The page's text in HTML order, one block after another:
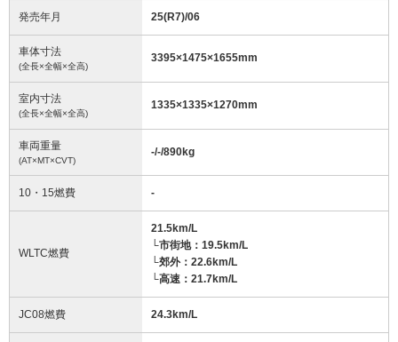
発売年月 25(R7)/06
車体寸法
(全長×全幅×全高)
3395×1475×1655mm
室内寸法
(全長×全幅×全高)
1335×1335×1270mm
車両重量
(AT×MT×CVT)
-/-/890kg
10・15燃費 -
WLTC燃費
21.5km/L
└市街地：19.5km/L
└郊外：22.6km/L
└高速：21.7km/L
JC08燃費 24.3km/L